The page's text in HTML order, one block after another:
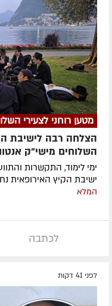
מטען רוחני לצעירי
הצלחה רבה לישיבת
השלוחים מישי"ק
ימי לימוד, התקשרות
ישיבת הקיץ האירופאית
המלא
לכתבה
לפני 41 דקות